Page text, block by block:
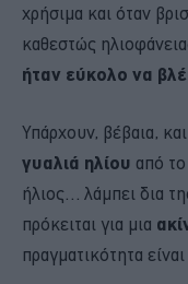
χρήσιμα και όταν
καθεστώς
ήταν εύκολο να
Υπάρχουν, βέβαια,
γυαλιά ηλίου από
ήλιος… λάμπει δια
πρόκειται για μια
πραγματικότητα